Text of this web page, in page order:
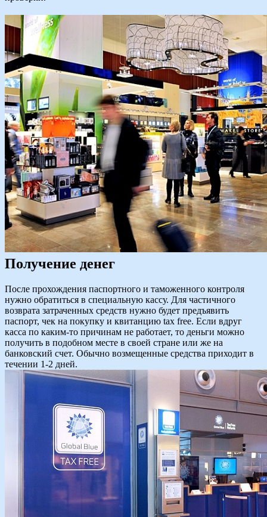
Получение денег
После прохождения паспортного и таможенного контроля
нужно обратиться в специальную кассу. Для частичного
возврата затраченных средств нужно будет предъявить
паспорт, чек на покупку и квитанцию tax free. Если вдруг
касса по каким-то причинам не работает, то деньги можно
получить в подобном месте в своей стране или же на
банковский счет. Обычно возмещенные средства приходит в
течении 1-2 дней.